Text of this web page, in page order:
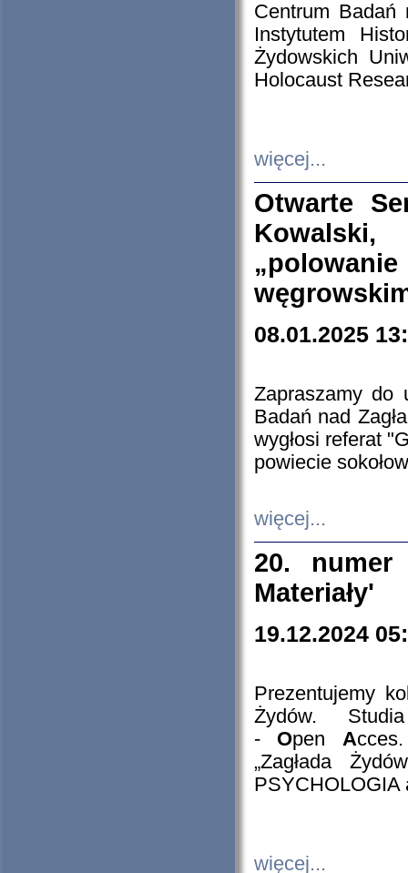
Centrum Badań
Instytutem
Żydowskich
Holocaust
więcej...
Otwarte
08.01.2025
Zapraszamy do
Badań nad
wygłosi referat
powiecie
więcej...
20. numer
Materiały'
19.12.2024
Prezentujemy
Żydów.
- Open A
„Zagłada
PSYCHOLOGIA
więcej...